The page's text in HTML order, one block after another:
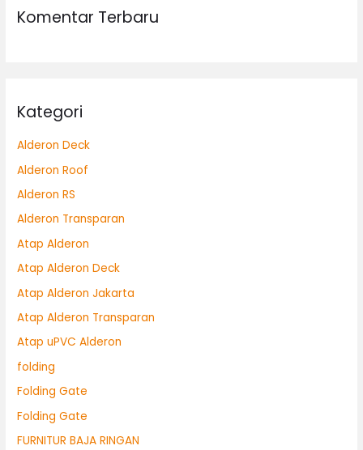
Komentar Terbaru
Kategori
Alderon Deck
Alderon Roof
Alderon RS
Alderon Transparan
Atap Alderon
Atap Alderon Deck
Atap Alderon Jakarta
Atap Alderon Transparan
Atap uPVC Alderon
folding
Folding Gate
Folding Gate
FURNITUR BAJA RINGAN